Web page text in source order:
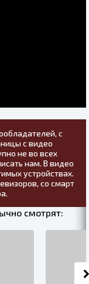
с
с видео
не во всех
нам. В видео
устройствах.
со смарт
смотрят: